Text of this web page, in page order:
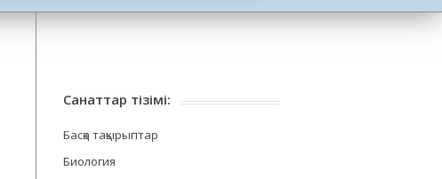
Санаттар тізімі:
Басқа тақырыптар
Биология